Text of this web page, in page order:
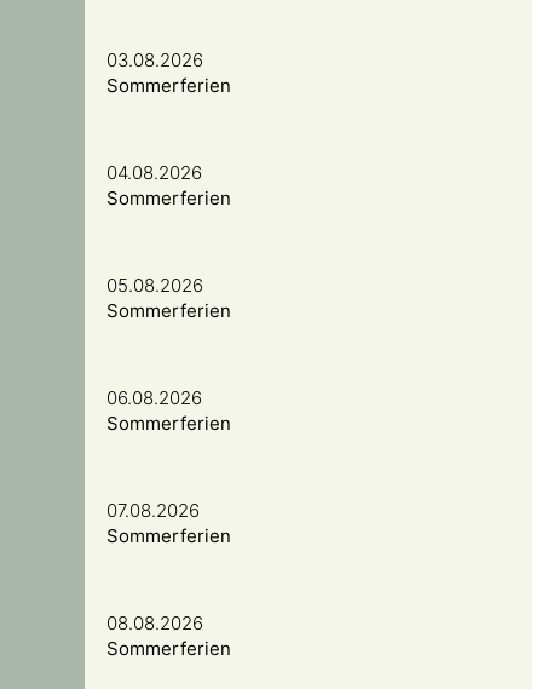
03.08.2026
Sommerferien
04.08.2026
Sommerferien
05.08.2026
Sommerferien
06.08.2026
Sommerferien
07.08.2026
Sommerferien
08.08.2026
Sommerferien